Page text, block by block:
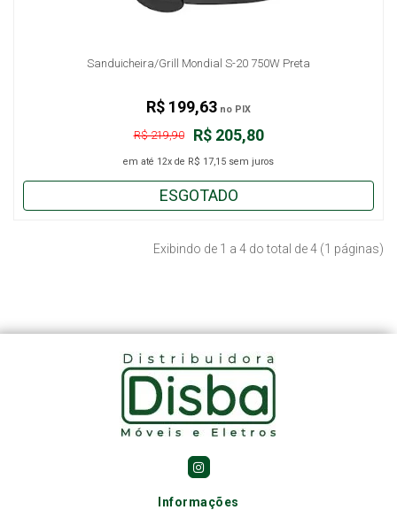
Sanduicheira/Grill Mondial S-20 750W Preta
R$ 205,80
R$ 219,90
em até 12x de R$ 17,15 sem juros
R$ 199,63 no PIX
ESGOTADO
Exibindo de 1 a 4 do total de 4 (1 páginas)
Informações